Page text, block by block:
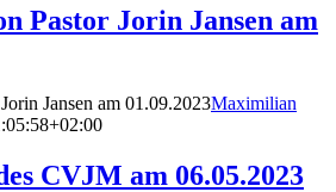
Pastor Jorin Jansen am
Jansen am 01.09.2023Maximilian
CVJM am 06.05.2023